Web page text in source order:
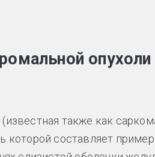
также как
которой составляет